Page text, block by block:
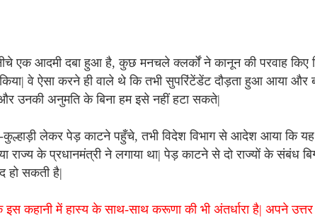
एक आदमी दबा हुआ है, कुछ मनचले क्लर्कों ने कानून की परवाह किए
वे ऐसा करने ही वाले थे कि तभी सुपरिंटेंडेंट दौड़ता हुआ आया और
उनकी अनुमति के बिना हम इसे नहीं हटा सकते|
कुल्हाड़ी लेकर पेड़ काटने पहुँचे, तभी विदेश विभाग से आदेश आया कि
राज्य के प्रधानमंत्री ने लगाया था| पेड़ काटने से दो राज्यों के संबंध
हो सकती है|
कहानी में हास्य के साथ-साथ करूणा की भी अंतर्धारा है| अपने